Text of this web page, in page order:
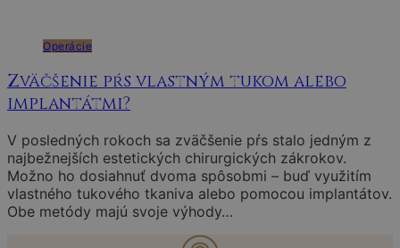
Operácie
Zväčšenie pŕs vlastným tukom alebo
implantátmi?
V posledných rokoch sa zväčšenie pŕs stalo jedným z
najbežnejších estetických chirurgických zákrokov.
Možno ho dosiahnuť dvoma spôsobmi – buď využitím
vlastného tukového tkaniva alebo pomocou implantátov.
Obe metódy majú svoje výhody…